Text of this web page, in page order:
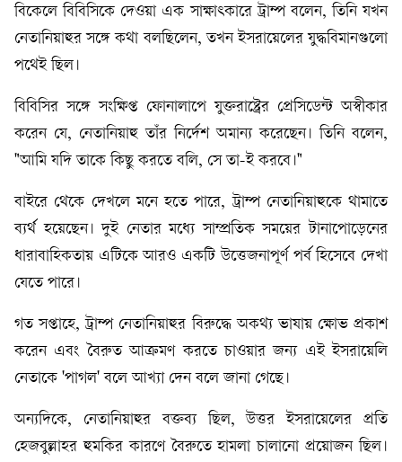
বিকেলে বিবিসিকে দেওয়া এক সাক্ষাৎকারে ট্রাম্প বলেন, তিনি যখন
নেতানিয়াহুর সঙ্গে কথা বলছিলেন, তখন ইসরায়েলের যুদ্ধবিমানগুলো
পথেই ছিল।
বিবিসির সঙ্গে সংক্ষিপ্ত ফোনালাপে যুক্তরাষ্ট্রের প্রেসিডেন্ট অস্বীকার
করেন যে, নেতানিয়াহু তাঁর নির্দেশ অমান্য করেছেন। তিনি বলেন,
"আমি যদি তাকে কিছু করতে বলি, সে তা-ই করবে।"
বাইরে থেকে দেখলে মনে হতে পারে, ট্রাম্প নেতানিয়াহুকে থামাতে
ব্যর্থ হয়েছেন। দুই নেতার মধ্যে সাম্প্রতিক সময়ের টানাপোড়েনের
ধারাবাহিকতায় এটিকে আরও একটি উত্তেজনাপূর্ণ পর্ব হিসেবে দেখা
যেতে পারে।
গত সপ্তাহে, ট্রাম্প নেতানিয়াহুর বিরুদ্ধে অকথ্য ভাষায় ক্ষোভ প্রকাশ
করেন এবং বৈরুত আক্রমণ করতে চাওয়ার জন্য এই ইসরায়েলি
নেতাকে 'পাগল' বলে আখ্যা দেন বলে জানা গেছে।
অন্যদিকে, নেতানিয়াহুর বক্তব্য ছিল, উত্তর ইসরায়েলের প্রতি
হেজবুল্লাহর হুমকির কারণে বৈরুতে হামলা চালানো প্রয়োজন ছিল।